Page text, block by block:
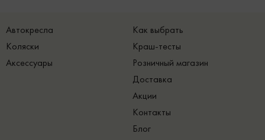
Автокресла
Коляски
Аксессуары
Как выбрать
Краш-тесты
Розничный магазин
Доставка
Акции
Контакты
Блог